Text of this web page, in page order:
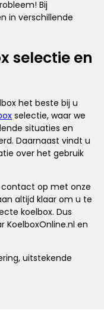
Bij
in verschillende
selectie en
het beste bij u
selectie, waar we
situaties en
Daarnaast vindt u
over het gebruik
contact op met onze
altijd klaar om u te
koelbox. Dus
KoelboxOnline.nl en
uitstekende